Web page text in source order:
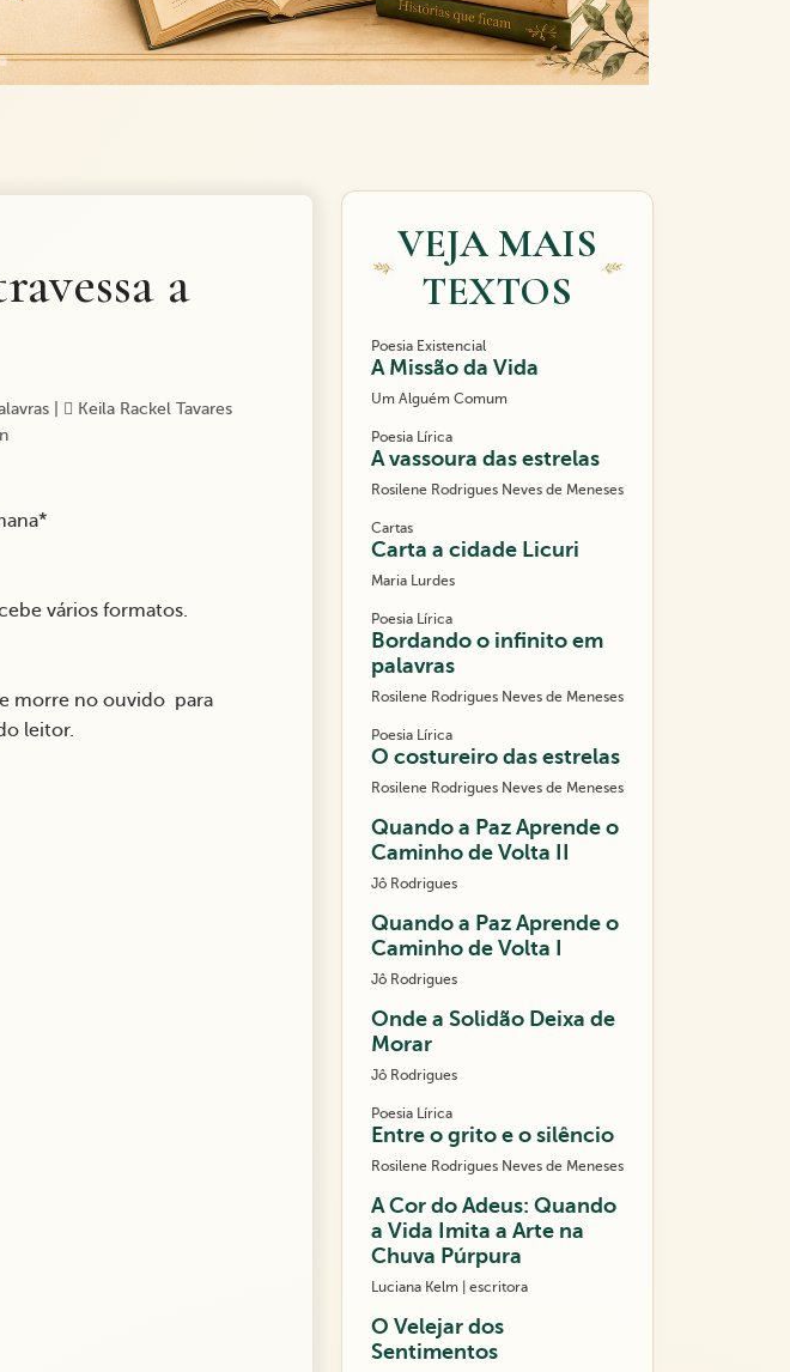
a
|
Keila Rackel Tavares
vários formatos.
e morre no ouvido para
leitor.
VEJA MAIS
TEXTOS
Poesia Existencial
A Missão da Vida
Um Alguém Comum
Poesia Lírica
A vassoura das estrelas
Rosilene Rodrigues Neves de Meneses
Cartas
Carta a cidade Licuri
Maria Lurdes
Poesia Lírica
Bordando o infinito em
palavras
Rosilene Rodrigues Neves de Meneses
Poesia Lírica
O costureiro das estrelas
Rosilene Rodrigues Neves de Meneses
Quando a Paz Aprende o
Caminho de Volta II
Jô Rodrigues
Quando a Paz Aprende o
Caminho de Volta I
Jô Rodrigues
Onde a Solidão Deixa de
Morar
Jô Rodrigues
Poesia Lírica
Entre o grito e o silêncio
Rosilene Rodrigues Neves de Meneses
A Cor do Adeus: Quando
a Vida Imita a Arte na
Chuva Púrpura
Luciana Kelm | escritora
O Velejar dos
Sentimentos